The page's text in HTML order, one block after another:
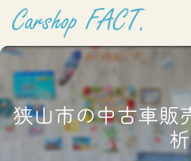
狭山市の中古車販
析